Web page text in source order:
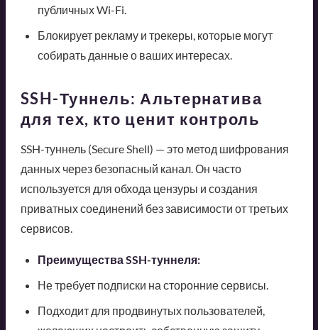
публичных Wi-Fi.
Блокирует рекламу и трекеры, которые могут
собирать данные о ваших интересах.
SSH-Туннель: Альтернатива
для тех, кто ценит контроль
SSH-туннель (Secure Shell) — это метод шифрования
данных через безопасный канал. Он часто
используется для обхода цензуры и создания
приватных соединений без зависимости от третьих
сервисов.
Преимущества SSH-туннеля:
Не требует подписки на сторонние сервисы.
Подходит для продвинутых пользователей,